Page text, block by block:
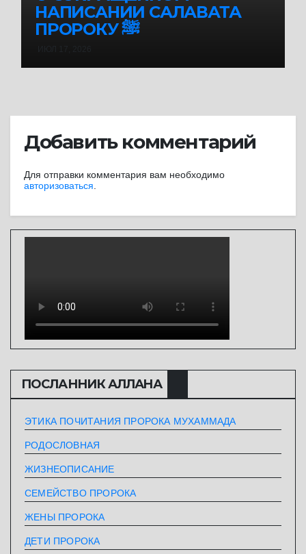
НАПИСАНИИ САЛАВАТА
ПРОРОКУ ﷺ
Добавить комментарий
Для отправки комментария вам необходимо
авторизоваться
ПОСЛАННИК АЛЛАHА
ЭТИКА ПОЧИТАНИЯ ПРОРОКА МУХАММАДА
РОДОСЛОВНАЯ
ЖИЗНЕОПИСАНИЕ
СЕМЕЙСТВО ПРОРОКА
ЖЕНЫ ПРОРОКА
ДЕТИ ПРОРОКА